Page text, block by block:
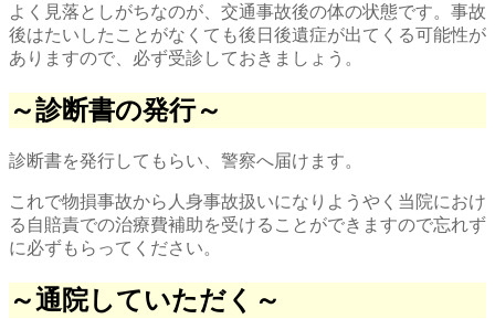
よく見落としがちなのが、交通事故後の体の状態です。事故
後はたいしたことがなくても後日後遺症が出てくる可能性が
ありますので、必ず受診しておきましょう。
～診断書の発行～
診断書を発行してもらい、警察へ届けます。
これで物損事故から人身事故扱いになりようやく当院におけ
る自賠責での治療費補助を受けることができますので忘れず
に必ずもらってください。
～通院していただく～